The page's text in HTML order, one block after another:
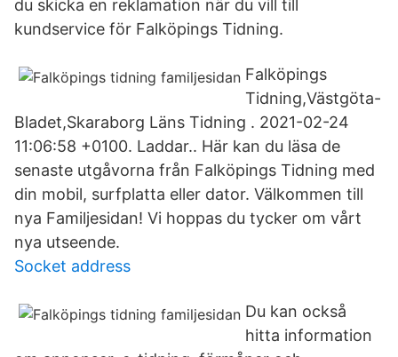
du skicka en reklamation när du vill till
kundservice för Falköpings Tidning.
Falköpings
Tidning,Västgöta-
Bladet,Skaraborg Läns Tidning . 2021-02-24
11:06:58 +0100. Laddar.. Här kan du läsa de
senaste utgåvorna från Falköpings Tidning med
din mobil, surfplatta eller dator. Välkommen till
nya Familjesidan! Vi hoppas du tycker om vårt
nya utseende.
Socket address
Du kan också
hitta information